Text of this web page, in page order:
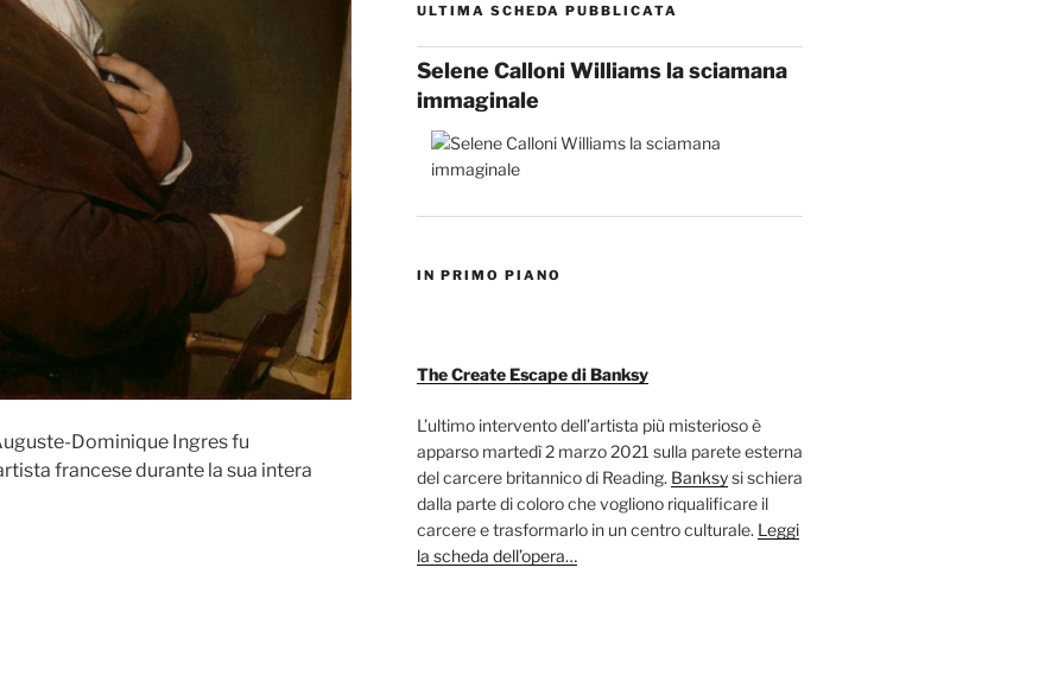
Dominique Ingres fu
francese durante la sua intera
ULTIMA SCHEDA PUBBLICATA
Selene Calloni Williams la sciamana
immaginale
IN PRIMO PIANO
The Create Escape di Banksy
L’ultimo intervento dell’artista più misterioso è
apparso martedì 2 marzo 2021 sulla parete esterna
del carcere britannico di Reading. Banksysi schiera
dalla parte di coloro che vogliono riqualificare il
carcere e trasformarlo in un centro culturale. Leggi
la scheda dell’opera…